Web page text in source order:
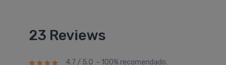
23 Reviews
4.7 / 5.0 - 100% recomendado.